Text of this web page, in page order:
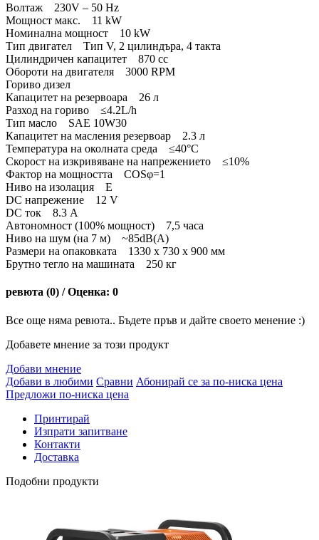
Волтаж 230V – 50 Hz
Мощност макс. 11 kW
Номинална мощност 10 kW
Тип двигател Тип V, 2 цилиндъра, 4 такта
Цилиндричен капацитет 870 cc
Обороти на двигателя 3000 RPM
Гориво дизел
Капацитет на резервоара 26 л
Разход на гориво ≤4.2L/h
Тип масло SAE 10W30
Капацитет на масления резервоар 2.3 л
Температура на околната среда ≤40°C
Скорост на изкривяване на напрежението ≤10%
Фактор на мощността COSφ=1
Ниво на изолация Е
DC напрежение 12 V
DC ток 8.3 А
Автономност (100% мощност) 7,5 часа
Ниво на шум (на 7 м) ~85dB(A)
Размери на опаковката 1330 x 730 x 900 мм
Брутно тегло на машината 250 кг
ревюта (0) / Оценка: 0
Все още няма ревюта.. Бъдете пръв и дайте своето менение :)
Добавете мнение за този продукт
Добави мнение
Добави в любими Сравни Абонирай се за по-ниска цена
Предложи по-ниска цена
Принтирай
Изпрати запитване
Контакти
Доставка
Подобни продукти